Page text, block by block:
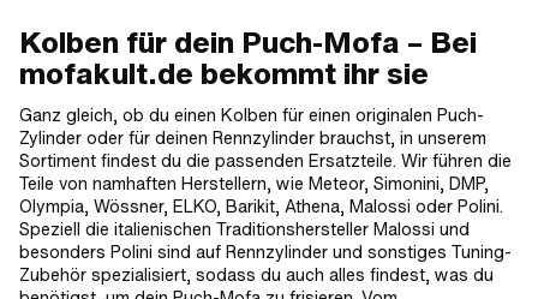
Kolben für dein Puch-Mofa – Bei
mofakult.de bekommt ihr sie
Ganz gleich, ob du einen Kolben für einen originalen Puch-
Zylinder oder für deinen Rennzylinder brauchst, in unserem
Sortiment findest du die passenden Ersatzteile. Wir führen die
Teile von namhaften Herstellern, wie Meteor, Simonini, DMP,
Olympia, Wössner, ELKO, Barikit, Athena, Malossi oder Polini.
Speziell die italienischen Traditionshersteller Malossi und
besonders Polini sind auf Rennzylinder und sonstiges Tuning-
Zubehör spezialisiert, sodass du auch alles findest, was du